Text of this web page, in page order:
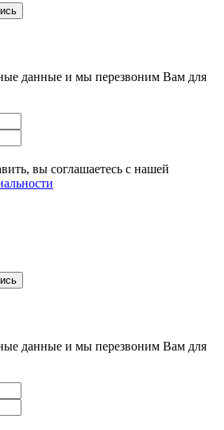
данные и мы перезвоним Вам для
вы соглашаетесь с нашей
данные и мы перезвоним Вам для